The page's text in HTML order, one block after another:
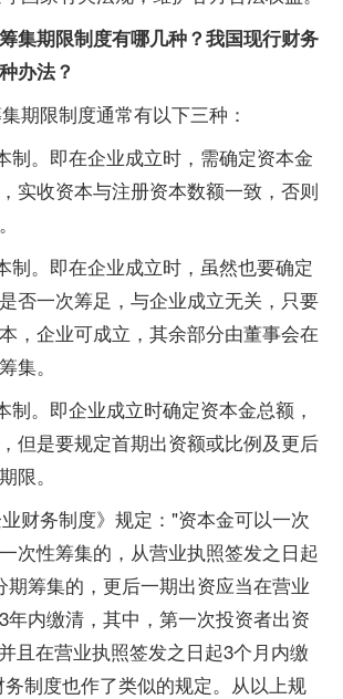
集期限制度有哪几种？我国现行财务
办法？
期限制度通常有以下三种：
。即在企业成立时，需确定资本金
实收资本与注册资本数额一致，否则
。即在企业成立时，虽然也要确定
否一次筹足，与企业成立无关，只要
，企业可成立，其余部分由董事会在
集。
。即企业成立时确定资本金总额，
但是要规定首期出资额或比例及更后
限。
财务制度》规定："资本金可以一次
次性筹集的，从营业执照签发之日起
期筹集的，更后一期出资应当在营业
年内缴清，其中，第一次投资者出资
且在营业执照签发之日起3个月内缴
制度也作了类似的规定。从以上规